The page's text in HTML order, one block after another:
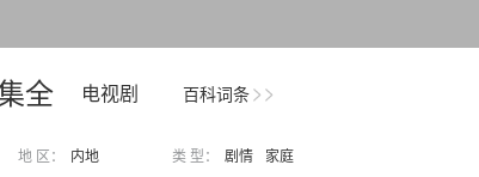
百科词条
全 电视剧
地 区： 内地 类 型： 剧情
家庭